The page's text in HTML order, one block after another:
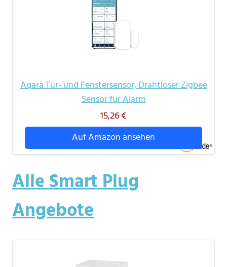
Aqara Tür- und Fenstersensor, Drahtloser Zigbee
Sensor für Alarm
15,26 €
Auf Amazon ansehen
Alle Smart Plug
Angebote